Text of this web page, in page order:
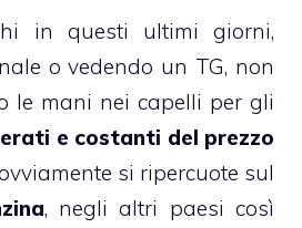
in questi ultimi giorni,
o vedendo un TG, non
le mani nei capelli per gli
e costanti del prezzo
si ripercuote sul
, negli altri paesi così